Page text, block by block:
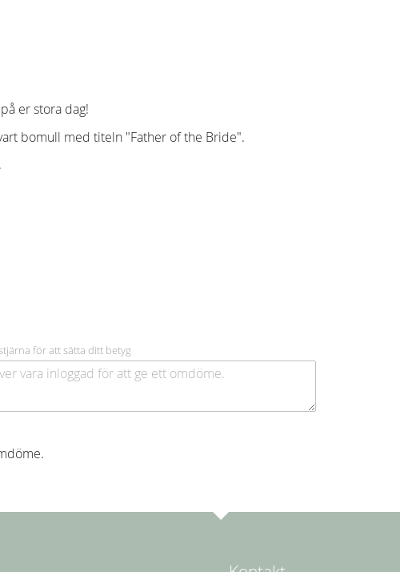
er stora dag!
bomull med titeln "Father of the Bride".
för att sätta ditt betyg